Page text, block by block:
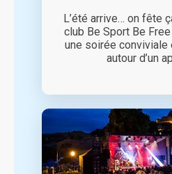
L’été arrive… on fête
club Be Sport Be
une soirée conviviale
autour d’un